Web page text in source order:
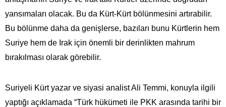
yansımaları olacak. Bu da Kürt-Kürt bölünmesini artırabilir.
Bu bölünme daha da genişlerse, bazıları bunu Kürtlerin hem
Suriye hem de Irak için önemli bir derinlikten mahrum
bırakılması olarak görebilir.
Suriyeli Kürt yazar ve siyasi analist Ali Temmi, konuyla ilgili
yaptığı açıklamada “Türk hükümeti ile PKK arasında tarihi bir